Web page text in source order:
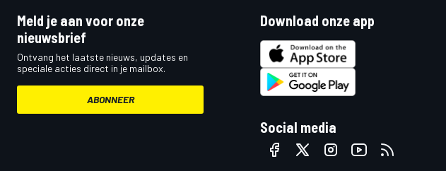
Meld je aan voor onze
nieuwsbrief
Ontvang het laatste nieuws, updates en
speciale acties direct in je mailbox.
ABONNEER
Download onze app
Social media